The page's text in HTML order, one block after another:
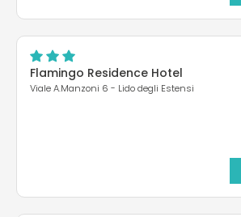
Flamingo Residence Hotel
Viale A.Manzoni 6 - Lido degli Estensi